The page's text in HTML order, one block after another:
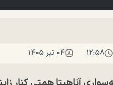
۱۲:۵۸ ۰۴ تير ۱۴۰۵